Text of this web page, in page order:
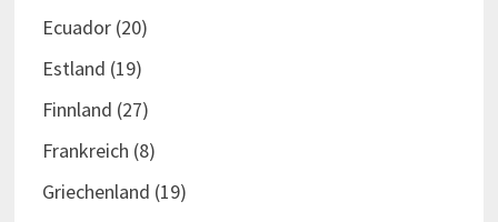
Ecuador(20)
Estland (19)
Finnland (27)
Frankreich (8)
Griechenland (19)